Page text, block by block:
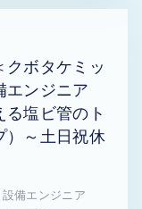
ボタケミッ
エンジニア
る塩ビ管のト
）～土日祝休
備エンジニア